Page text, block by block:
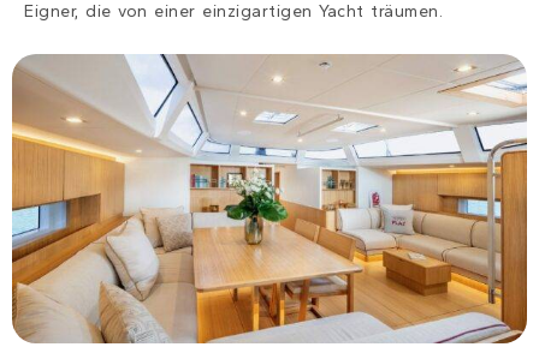
Eigner, die von einer einzigartigen Yacht träumen.